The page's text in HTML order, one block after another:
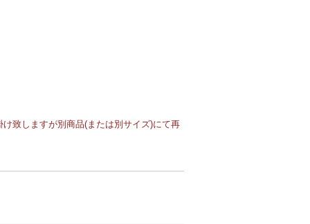
致しますが別商品(または別サイズ)にて再